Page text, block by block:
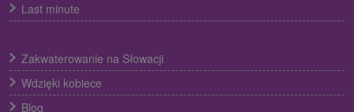
Last minute
Zakwaterowanie na Słowacji
Wdzięki kobiece
Blog